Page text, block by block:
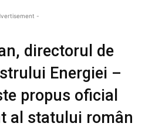
-
directorul de
Energiei –
propus oficial
al statului român